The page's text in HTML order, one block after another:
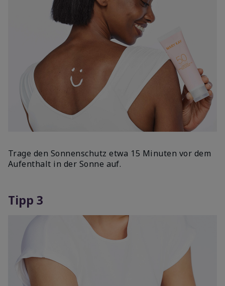
Trage den Sonnenschutz etwa 15 Minuten vor dem
Aufenthalt in der Sonne auf.
Tipp 3